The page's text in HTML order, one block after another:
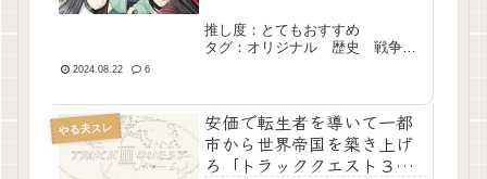
推し度：とてもおすすめ
タグ：オリジナル 歴史 戦争
2024.08.22 6
やる夫スレ
安価で転生者を導いて一都
市から世界帝国を築き上げ
ろ「トラッククエスト３